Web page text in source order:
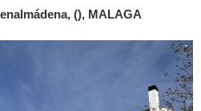
(), MALAGA